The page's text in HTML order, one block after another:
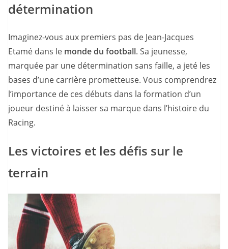
détermination
Imaginez-vous aux premiers pas de Jean-Jacques
Etamé dans le monde du football. Sa jeunesse,
marquée par une détermination sans faille, a jeté les
bases d’une carrière prometteuse. Vous comprendrez
l’importance de ces débuts dans la formation d’un
joueur destiné à laisser sa marque dans l’histoire du
Racing.
Les victoires et les défis sur le
terrain